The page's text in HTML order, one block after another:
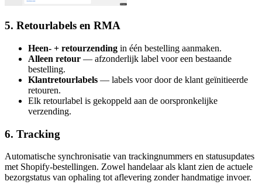
5. Retourlabels en RMA
Heen- + retourzending in één bestelling aanmaken.
Alleen retour — afzonderlijk label voor een bestaande
bestelling.
Klantretourlabels — labels voor door de klant geïnitieerde
retouren.
Elk retourlabel is gekoppeld aan de oorspronkelijke
verzending.
6. Tracking
Automatische synchronisatie van trackingnummers en statusupdates
met Shopify-bestellingen. Zowel handelaar als klant zien de actuele
bezorgstatus van ophaling tot aflevering zonder handmatige invoer.